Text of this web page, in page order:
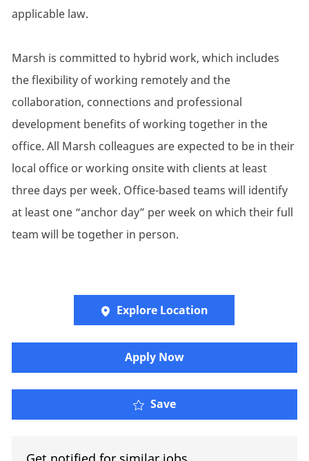
applicable law.
Marsh is committed to hybrid work, which includes
the flexibility of working remotely and the
collaboration, connections and professional
development benefits of working together in the
office. All Marsh colleagues are expected to be in their
local office or working onsite with clients at least
three days per week. Office-based teams will identify
at least one “anchor day” per week on which their full
team will be together in person.
Explore Location
​​​Apply Now
Save